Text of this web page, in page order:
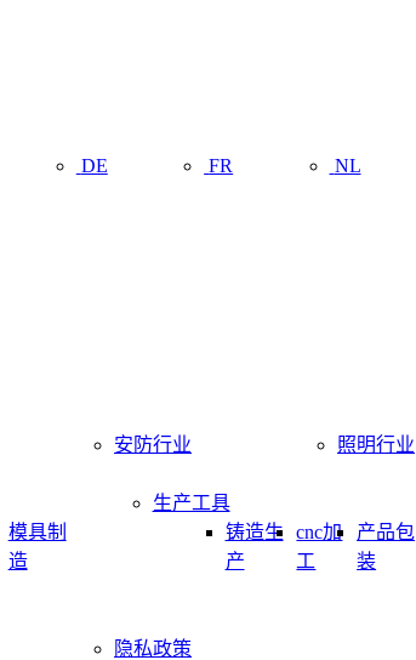
DE FR NL
安防行业 照明行业
模具制
造
生产工具
铸造生
产
cnc加
工
产品包
装
隐私政策